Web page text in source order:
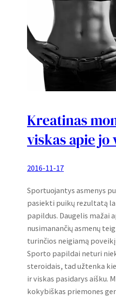
Kreatinas
viskas apie
2016-11-17
Sportuojantys asmenys
pasiekti puikų rezultatą
papildus. Daugelis mažai
nusimanančių asmenų
turinčios neigiamą
Sporto papildai neturi
steroidais, tad užtenka
ir viskas pasidarys aišku.
kokybiškas priemones